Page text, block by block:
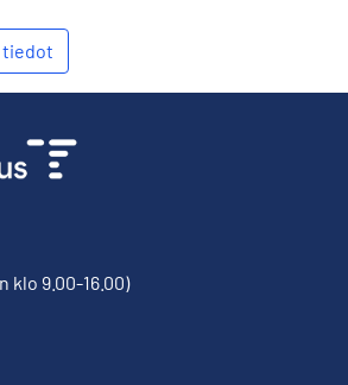
tiedot
klo 9.00-16.00)